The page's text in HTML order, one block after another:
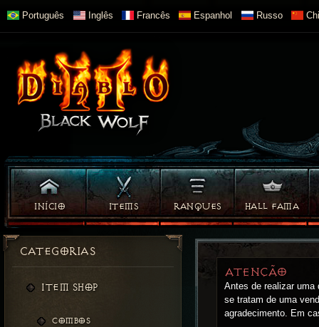
Português Inglês Francês Espanhol Russo
INÍCIO ITEMS RANQUES HALL FAMA
CATEGORIAS
ITEM SHOP
COMBOS
ATENÇÃO
Antes de realizar
se tratam de uma
agradecimento. Em